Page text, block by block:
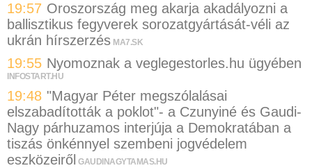
19:57 Oroszország meg akarja akadályozni a
ballisztikus fegyverek sorozatgyártását-véli az
ukrán hírszerzés MA7.SK
19:55 Nyomoznak a veglegestorles.hu ügyében
INFOSTART.HU
19:48 "Magyar Péter megszólalásai
elszabadították a poklot"- a Czunyiné és Gaudi-
Nagy párhuzamos interjúja a Demokratában a
tiszás önkénnyel szembeni jogvédelem
eszközeiről GAUDINAGYTAMAS.HU